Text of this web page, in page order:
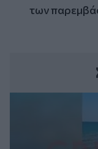
των